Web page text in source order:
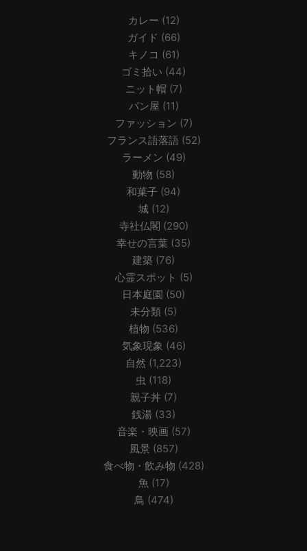
カレー (12)
ガイド (66)
キノコ (61)
ゴミ拾い (44)
ニット帽 (7)
パン屋 (11)
ファッション (7)
フランス語落語 (52)
ラーメン (49)
動物 (58)
和菓子 (94)
城(12)
寺社仏閣 (290)
幸せの言葉 (35)
建築 (76)
心霊スポット (5)
日本庭園 (50)
未分類 (5)
植物 (536)
気象現象 (46)
自然 (1,223)
虫 (118)
親子丼 (7)
銭湯 (33)
音楽・映画 (57)
風景(857)
食べ物・飲み物 (428)
魚 (17)
鳥 (474)